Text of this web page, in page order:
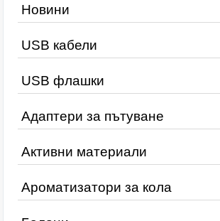
Новини
USB кабели
USB флашки
Адаптери за пътуване
Активни материали
Ароматизатори за кола